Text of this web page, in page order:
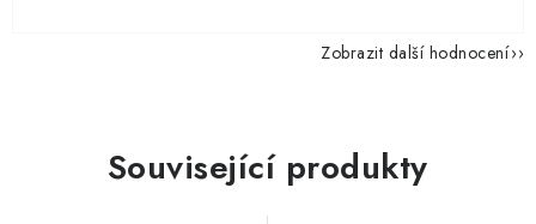
Zobrazit další hodnocení
Související produkty